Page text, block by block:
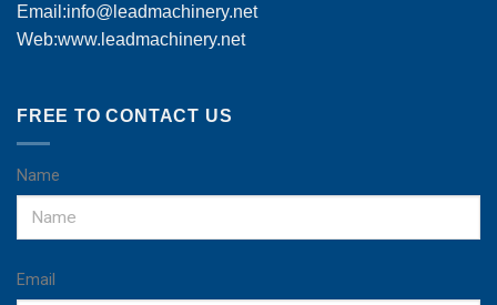
Email:info@leadmachinery.net
Web:www.leadmachinery.net
FREE TO CONTACT US
Name
Email